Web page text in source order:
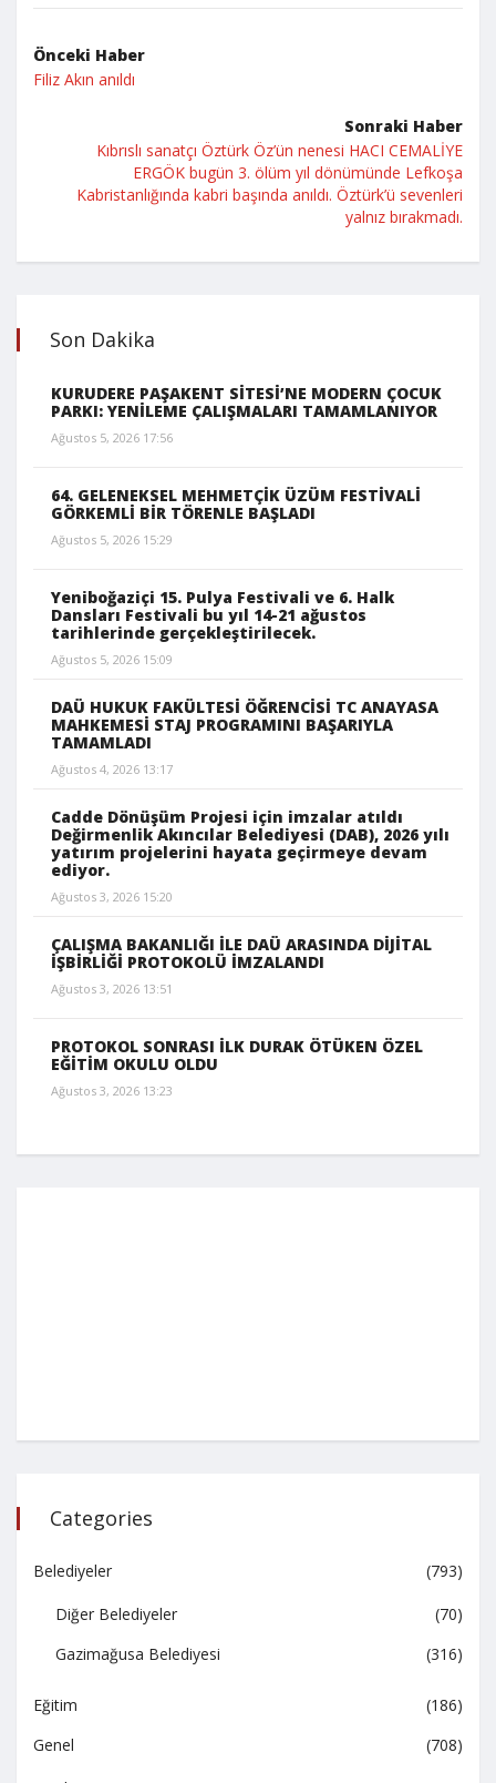
Önceki Haber
Filiz Akın anıldı
Sonraki Haber
Kıbrıslı sanatçı Öztürk Öz’ün nenesi HACI CEMALİYE
ERGÖK bugün 3. ölüm yıl dönümünde Lefkoşa
Kabristanlığında kabri başında anıldı. Öztürk’ü sevenleri
yalnız bırakmadı.
Son Dakika
KURUDERE PAŞAKENT SİTESİ’NE MODERN ÇOCUK
PARKI: YENİLEME ÇALIŞMALARI TAMAMLANIYOR
Ağustos 5, 2026 17:56
64. GELENEKSEL MEHMETÇİK ÜZÜM FESTİVALİ
GÖRKEMLİ BİR TÖRENLE BAŞLADI
Ağustos 5, 2026 15:29
Yeniboğaziçi 15. Pulya Festivali ve 6. Halk
Dansları Festivali bu yıl 14-21 ağustos
tarihlerinde gerçekleştirilecek.
Ağustos 5, 2026 15:09
DAÜ HUKUK FAKÜLTESİ ÖĞRENCİSİ TC ANAYASA
MAHKEMESİ STAJ PROGRAMINI BAŞARIYLA
TAMAMLADI
Ağustos 4, 2026 13:17
Cadde Dönüşüm Projesi için imzalar atıldı
Değirmenlik Akıncılar Belediyesi (DAB), 2026 yılı
yatırım projelerini hayata geçirmeye devam
ediyor.
Ağustos 3, 2026 15:20
ÇALIŞMA BAKANLIĞI İLE DAÜ ARASINDA DİJİTAL
İŞBİRLİĞİ PROTOKOLÜ İMZALANDI
Ağustos 3, 2026 13:51
PROTOKOL SONRASI İLK DURAK ÖTÜKEN ÖZEL
EĞİTİM OKULU OLDU
Ağustos 3, 2026 13:23
Categories
Belediyeler (793)
Diğer Belediyeler
(70)
Gazimağusa Belediyesi
(316)
Eğitim
(186)
Genel
(708)